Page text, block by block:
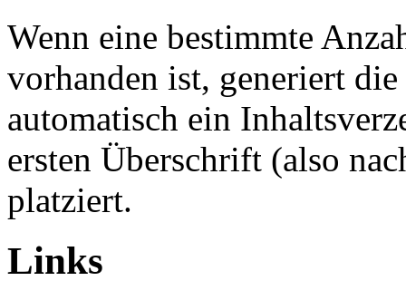
Wenn eine bestimmte
vorhanden ist, generiert
automatisch ein
ersten Überschrift (also
platziert.
Links